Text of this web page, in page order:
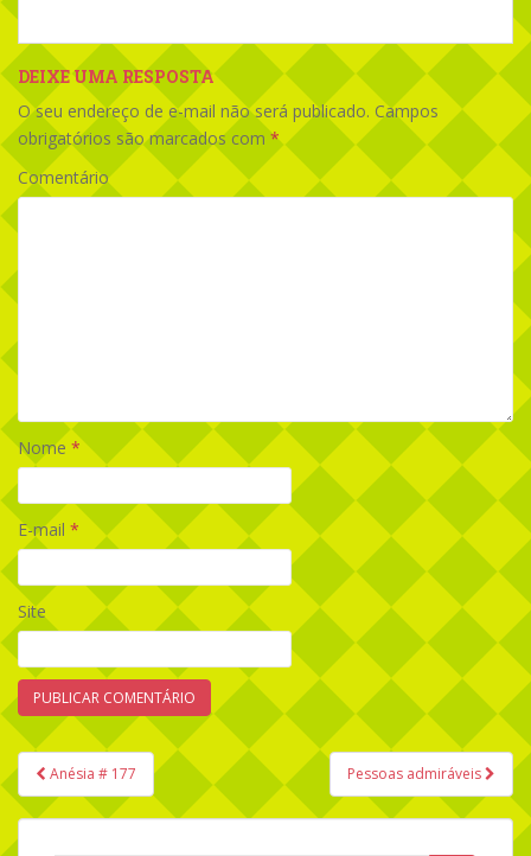
DEIXE UMA RESPOSTA
O seu endereço de e-mail não será publicado. Campos
obrigatórios são marcados com *
Comentário
Nome *
E-mail *
Site
Navegação de Post
Anésia # 177 Pessoas admiráveis